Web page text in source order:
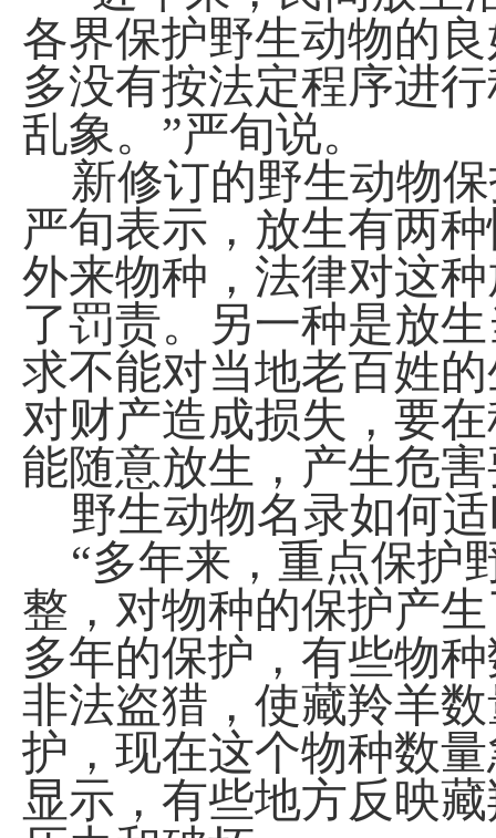
各界保护野生动物的
多没有按法定程序进
乱象。”严旬说。
新修订的野生动物
严旬表示，放生有两
外来物种，法律对这
了罚责。另一种是放
求不能对当地老百姓
对财产造成损失，要
能随意放生，产生危
野生动物名录如何
“多年来，重点保护
整，对物种的保护产
多年的保护，有些物
非法盗猎，使藏羚羊
护，现在这个物种数
显示，有些地方反映